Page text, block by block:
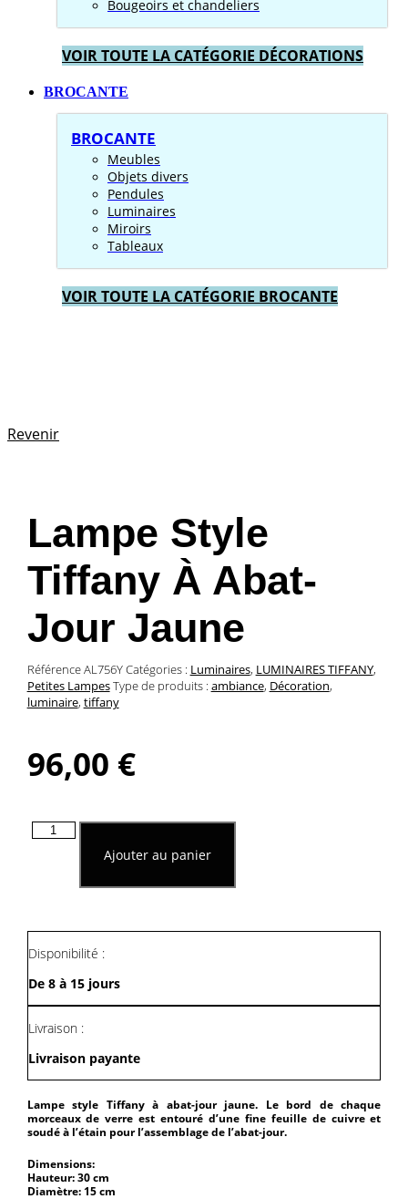
Bougeoirs et chandeliers
VOIR TOUTE LA CATÉGORIE DÉCORATIONS
BROCANTE
BROCANTE
Meubles
Objets divers
Pendules
Luminaires
Miroirs
Tableaux
VOIR TOUTE LA CATÉGORIE BROCANTE
Revenir
Lampe Style
Tiffany À Abat-
Jour Jaune
RéférenceAL756YCatégories : Luminaires, LUMINAIRES TIFFANY,
Petites LampesType de produits : ambiance, Décoration,
luminaire, tiffany
96,00 €
quantité
Jaune
Ajouter au panier
Disponibilité :
De 8 à 15 jours
Livraison :
Livraison payante
Lampe style Tiffany à abat-jour jaune. Le bord de chaque
morceaux de verre est entouré d’une fine feuille de cuivre et
soudé à l’étain pour l’assemblage de l’abat-jour.
Dimensions:
Hauteur: 30 cm
Diamètre: 15 cm